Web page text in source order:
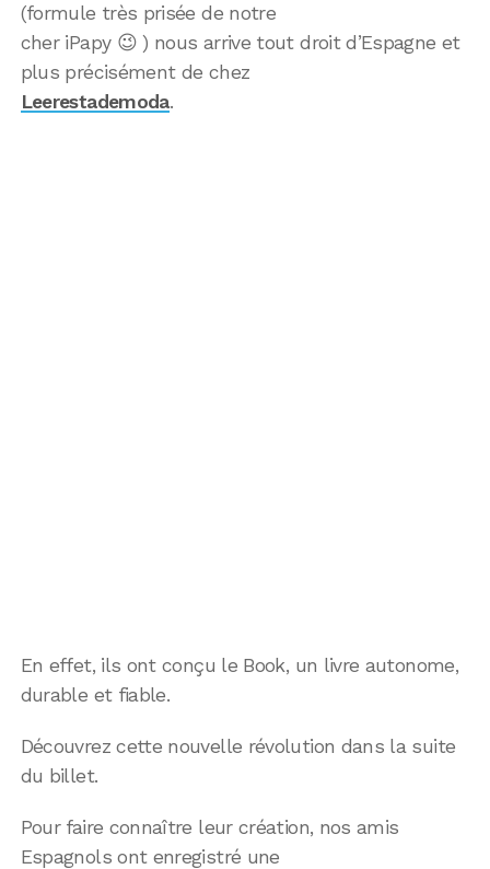
(formule très prisée de notre
cher iPapy 😉 ) nous arrive tout droit d’Espagne et
plus précisément de chez
Leerestademoda.
En effet, ils ont conçu le Book, un livre autonome,
durable et fiable.
Découvrez cette nouvelle révolution dans la suite
du billet.
Pour faire connaître leur création, nos amis
Espagnols ont enregistré une